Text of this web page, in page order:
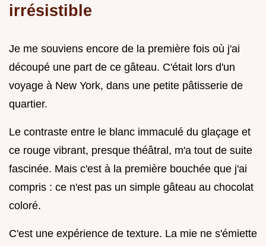
irrésistible
Je me souviens encore de la première fois où j'ai
découpé une part de ce gâteau. C'était lors d'un
voyage à New York, dans une petite pâtisserie de
quartier.
Le contraste entre le blanc immaculé du glaçage et
ce rouge vibrant, presque théâtral, m'a tout de suite
fascinée. Mais c'est à la première bouchée que j'ai
compris : ce n'est pas un simple gâteau au chocolat
coloré.
C'est une expérience de texture. La mie ne s'émiette